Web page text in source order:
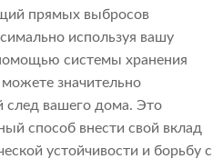
прямых выбросов
используя вашу
системы хранения
значительно
след вашего дома. Это
способ внести свой вклад
устойчивости и борьбу с